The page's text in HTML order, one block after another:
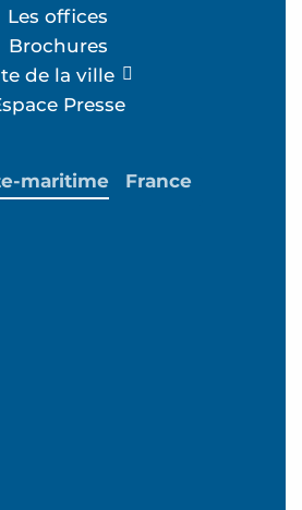
Les offices
Brochures
de la ville
Presse
maritime France